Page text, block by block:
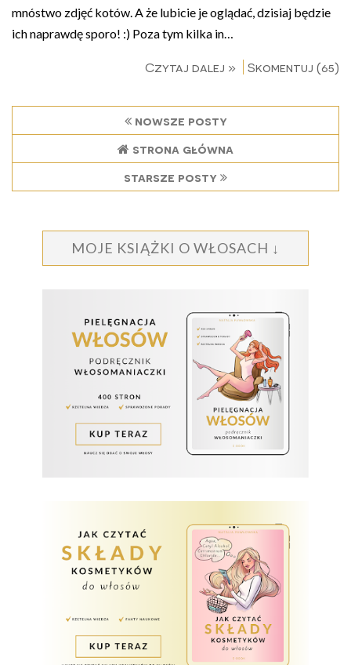
mnóstwo zdjęć kotów. A że lubicie je oglądać, dzisiaj będzie
ich naprawdę sporo! :) Poza tym kilka in…
Czytaj dalej » Skomentuj (65)
nowsze posty
strona główna
starsze posty
MOJE KSIĄŻKI O WŁOSACH ↓